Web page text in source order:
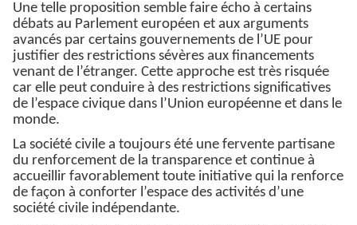
Une telle proposition semble faire écho à certains
débats au Parlement européen et aux arguments
avancés par certains gouvernements de l’UE pour
justifier des restrictions sévères aux financements
venant de l’étranger. Cette approche est très risquée
car elle peut conduire à des restrictions significatives
de l’espace civique dans l’Union européenne et dans le
monde.
La société civile a toujours été une fervente partisane
du renforcement de la transparence et continue à
accueillir favorablement toute initiative qui la renforce
de façon à conforter l’espace des activités d’une
société civile indépendante.